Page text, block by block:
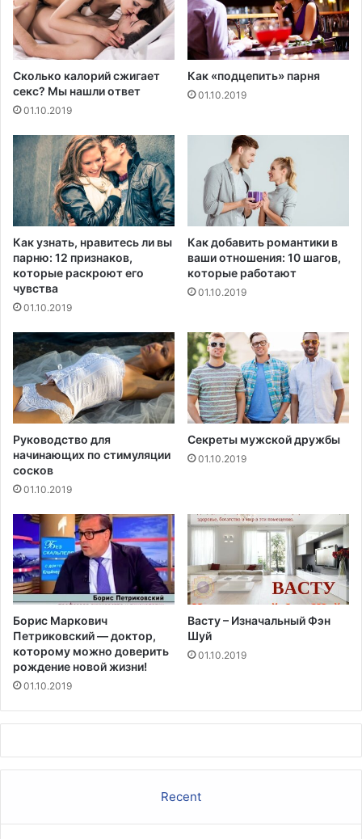
е
е
д
о
в
а
и
е
м
л
ч
т
ь
р
и
с
к
р
ч
н
о
с
о
с
у
д
и
с
т
ы
х
б
о
л
е
в
а
н
и
й
Сколько калорий сжигает
секс? Мы нашли ответ
01.10.2019
Как «подцепить» парня
01.10.2019
Как узнать, нравитесь ли вы
парню: 12 признаков,
которые раскроют его
чувства
01.10.2019
Как добавить романтики в
ваши отношения: 10 шагов,
которые работают
01.10.2019
Руководство для
начинающих по стимуляции
сосков
01.10.2019
Секреты мужской дружбы
01.10.2019
Борис Маркович
Петриковский — доктор,
которому можно доверить
рождение новой жизни!
01.10.2019
Васту – Изначальный Фэн
Шуй
01.10.2019
Recent